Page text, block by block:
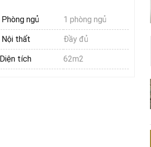
ngủ 1 phòng ngủ
thất Đầy đủ
tích 62m2